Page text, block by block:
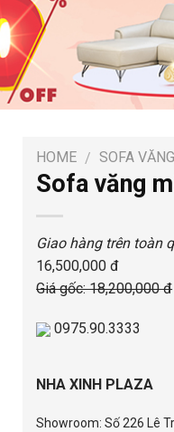
HOME / SOFA VĂNG
Sofa văng
Giao hàng trên toàn
16,500,000 đ
Giá gốc: 18,200,000 đ
0975.90.3333
NHA XINH PLAZA
Showroom: Số 226 Lê